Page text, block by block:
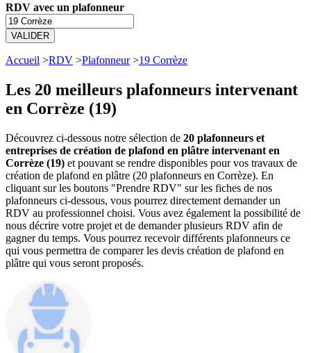
RDV avec un plafonneur
VALIDER
Accueil >RDV >Plafonneur>19 Corrèze
Les 20 meilleurs plafonneurs intervenant
en Corrèze (19)
Découvrez ci-dessous notre sélection de 20 plafonneurs et
entreprises de création de plafond en plâtre intervenant en
Corrèze (19) et pouvant se rendre disponibles pour vos travaux de
création de plafond en plâtre (20 plafonneurs en Corrèze). En
cliquant sur les boutons "Prendre RDV" sur les fiches de nos
plafonneurs ci-dessous, vous pourrez directement demander un
RDV au professionnel choisi. Vous avez également la possibilité de
nous décrire votre projet et de demander plusieurs RDV afin de
gagner du temps. Vous pourrez recevoir différents plafonneurs ce
qui vous permettra de comparer les devis création de plafond en
plâtre qui vous seront proposés.